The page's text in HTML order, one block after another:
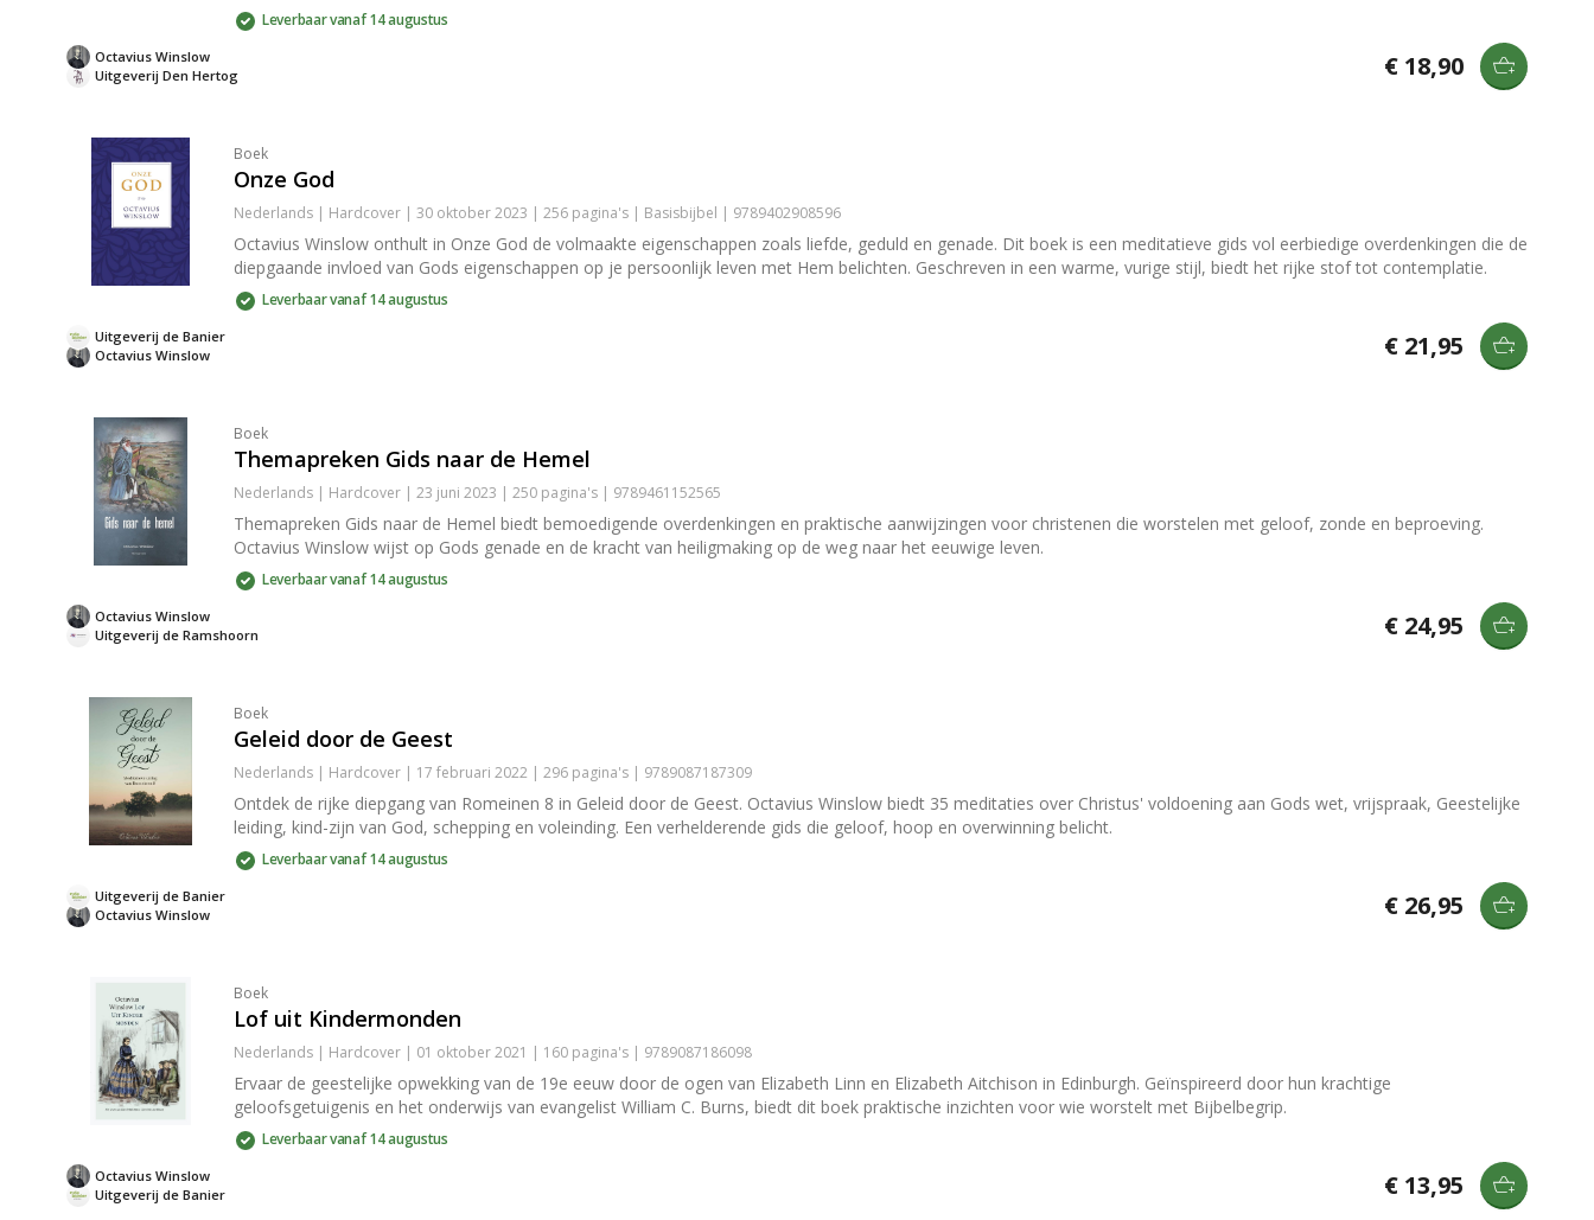
Leverbaar vanaf 14 augustus
Uitgeverij Den Hertog
Octavius Winslow € 18,90
Boek
Onze God
Nederlands | Hardcover | 30 oktober 2023 | 256 pagina's | Basisbijbel | 9789402908596
Octavius Winslow onthult in Onze God de volmaakte eigenschappen zoals liefde, geduld en genade. Dit boek is een meditatieve gids vol eerbiedige overdenkingen die de
diepgaande invloed van Gods eigenschappen op je persoonlijk leven met Hem belichten. Geschreven in een warme, vurige stijl, biedt het rijke stof tot contemplatie.
Leverbaar vanaf 14 augustus
Octavius Winslow
Uitgeverij de Banier € 21,95
Boek
Themapreken Gids naar de Hemel
Nederlands | Hardcover | 23 juni 2023 | 250 pagina's | 9789461152565
Themapreken Gids naar de Hemel biedt bemoedigende overdenkingen en praktische aanwijzingen voor christenen die worstelen met geloof, zonde en beproeving.
Octavius Winslow wijst op Gods genade en de kracht van heiligmaking op de weg naar het eeuwige leven.
Leverbaar vanaf 14 augustus
Uitgeverij de Ramshoorn
Octavius Winslow € 24,95
Boek
Geleid door de Geest
Nederlands | Hardcover | 17 februari 2022 | 296 pagina's | 9789087187309
Ontdek de rijke diepgang van Romeinen 8 in Geleid door de Geest. Octavius Winslow biedt 35 meditaties over Christus' voldoening aan Gods wet, vrijspraak, Geestelijke
leiding, kind-zijn van God, schepping en voleinding. Een verhelderende gids die geloof, hoop en overwinning belicht.
Leverbaar vanaf 14 augustus
Octavius Winslow
Uitgeverij de Banier € 26,95
Boek
Lof uit Kindermonden
Nederlands | Hardcover | 01 oktober 2021 | 160 pagina's | 9789087186098
Ervaar de geestelijke opwekking van de 19e eeuw door de ogen van Elizabeth Linn en Elizabeth Aitchison in Edinburgh. Geïnspireerd door hun krachtige
geloofsgetuigenis en het onderwijs van evangelist William C. Burns, biedt dit boek praktische inzichten voor wie worstelt met Bijbelbegrip.
Leverbaar vanaf 14 augustus
Uitgeverij de Banier
Octavius Winslow € 13,95